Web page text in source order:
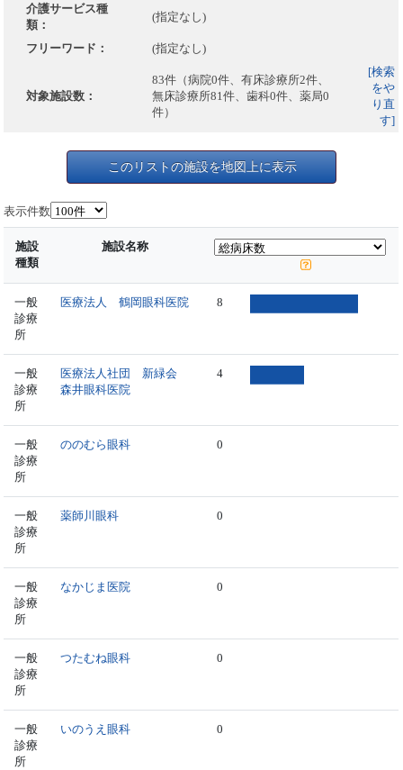
介護サービス種
類：
(指定なし)
フリーワード： (指定なし)
対象施設数：
83件（病院0件、有床診療所2件、
無床診療所81件、歯科0件、薬局0
件）
[検索
をや
り直
す]
このリストの施設を地図上に表示
表示件数
施設
種類
施設名称
一般
診療
所
医療法人 鶴岡眼科医院 8
一般
診療
所
医療法人社団 新緑会
森井眼科医院
4
一般
診療
所
ののむら眼科 0
一般
診療
所
薬師川眼科 0
一般
診療
所
なかじま医院 0
一般
診療
所
つたむね眼科 0
一般
診療
所
いのうえ眼科 0